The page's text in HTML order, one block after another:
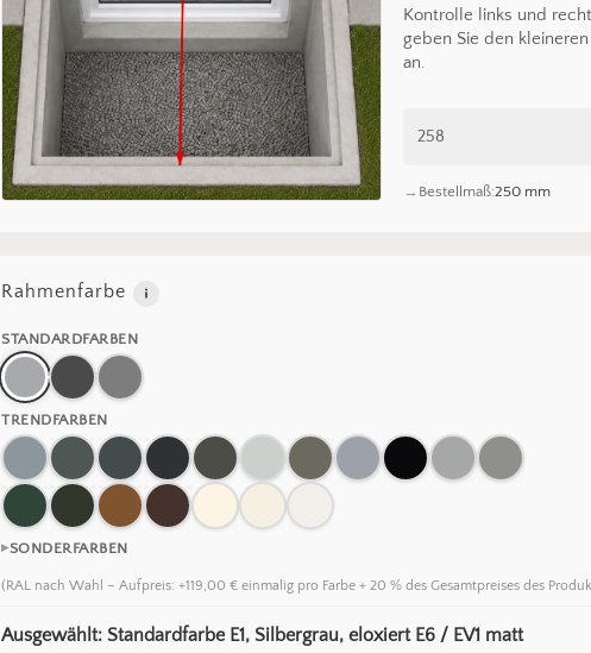
Es
Kontrolle links und
geben Sie den
an.
Bestellmaß:250 mm
Rahmenfarbe
STANDARDFARBEN
TRENDFARBEN
SONDERFARBEN
(RAL nach Wahl – Aufpreis: +119,00 € einmalig pro Farbe + 20 % des Gesamtpreises des
Ausgewählt: Standardfarbe E1, Silbergrau, eloxiert E6 / EV1 matt